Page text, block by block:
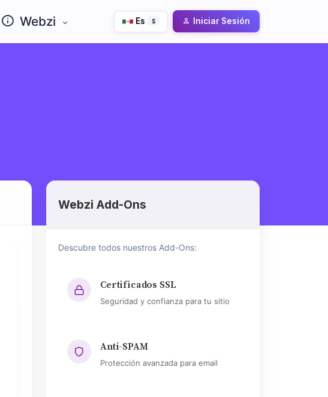
Webzi Es $ Iniciar Sesión
Webzi Add-Ons
Descubre todos nuestros Add-Ons:
Certificados SSL
Seguridad y confianza para tu sitio
Anti-SPAM
Protección avanzada para email